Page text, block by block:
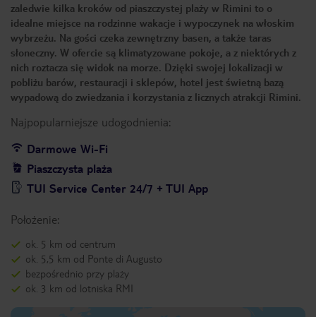
zaledwie kilka kroków od piaszczystej plaży w Rimini to o
idealne miejsce na rodzinne wakacje i wypoczynek na włoskim
wybrzeżu. Na gości czeka zewnętrzny basen, a także taras
słoneczny. W ofercie są klimatyzowane pokoje, a z niektórych z
nich roztacza się widok na morze. Dzięki swojej lokalizacji w
pobliżu barów, restauracji i sklepów, hotel jest świetną bazą
wypadową do zwiedzania i korzystania z licznych atrakcji Rimini.
Najpopularniejsze udogodnienia:
Darmowe Wi-Fi
Piaszczysta plaża
TUI Service Center 24/7 + TUI App
Położenie:
ok. 5 km od centrum
ok. 5,5 km od Ponte di Augusto
bezpośrednio przy plaży
ok. 3 km od lotniska RMI